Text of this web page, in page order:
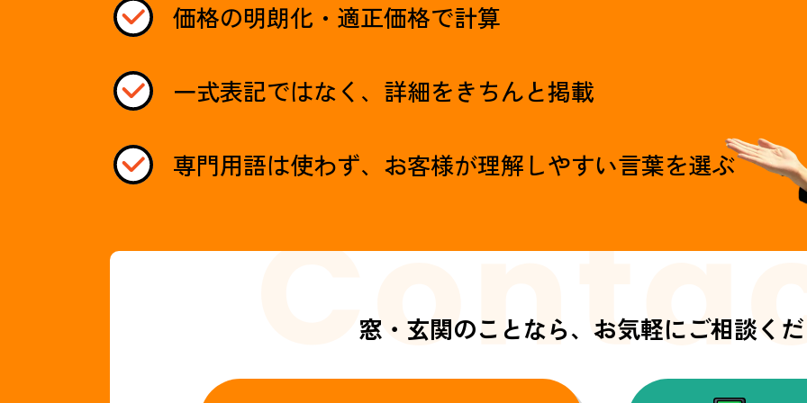
価格の明朗化・適正価格で計算
一式表記ではなく、詳細をきちんと掲載
専門用語は使わず、お客様が理解しやすい言葉を選ぶ
窓・玄関のことなら、 お気軽にご相談く